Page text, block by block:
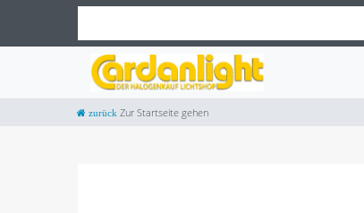
Zur Startseite gehen